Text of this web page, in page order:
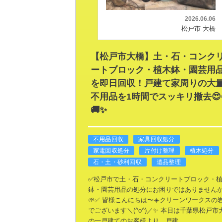
2026.06.06
松戸市 大橋
【松戸市大橋】土・石・コンクリ
ートブロック・植木鉢・園芸用
を即日回収！戸建て家周りの大
不用品を1時間でスッキリ撤去
🚚✨
不用品回収
家具回収処分
家電回収処分
片付け整理
植木処分
石・土・砂利回収
遺品整理
✅️松戸市で土・石・コンクリートブロック・
鉢・園芸用品の処分にお困りではありません
🌱✅️ 皆様こんにちは〜☀️クリーンワークスの
でございます＼(^o^)／✨ 本日は千葉県松戸市